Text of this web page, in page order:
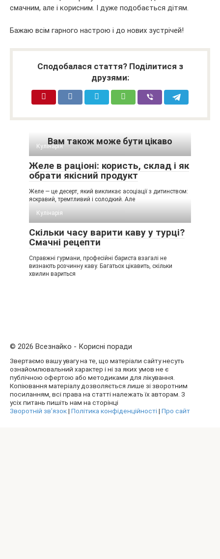
смачним, але і корисним. І дуже подобається дітям.
Бажаю всім гарного настрою і до нових зустрічей!
Сподобалася стаття? Поділитися з
друзями:
Вам також може бути цікаво
Кулінарія
Желе в раціоні: користь, склад і як
обрати якісний продукт
Желе — це десерт, який викликає асоціації з дитинством:
яскравий, тремтливий і солодкий. Але
Кулінарія
Скільки часу варити каву у турці?
Смачні рецепти
Справжні гурмани, професійні бариста взагалі не
визнають розчинну каву. Багатьох цікавить, скільки
хвилин вариться
© 2026 Всезнайко - Корисні поради
Звертаємо вашу увагу на те, що матеріали сайту несуть
ознайомлювальний характер і ні за яких умов не є
публічною офертою або методиками для лікування.
Копіювання матеріалу дозволяється лише зі зворотним
посиланням, всі права на статті належать їх авторам. З
усіх питань пишіть нам на сторінці
Зворотній зв’язок| Політика конфіденційності| Про сайт